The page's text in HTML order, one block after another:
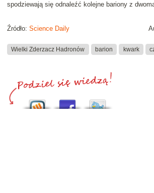
spodziewają się odnaleźć kolejne bariony z
Źródło: Science Daily
Wielki Zderzacz Hadronów barion kwark